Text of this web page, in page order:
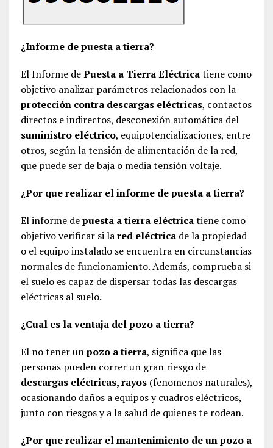
¿Informe de puesta a tierra?
El Informe dePuesta a Tierra Eléctricatiene como
objetivo analizar parámetros relacionados con la
protección contra descargas eléctricas, contactos
directos e indirectos, desconexión automática del
suministro eléctrico, equipotencializaciones, entre
otros, según la tensión de alimentación de la red,
que puede ser de baja o media tensión voltaje.
¿Por que realizar el informe de puesta a tierra?
El informe depuesta a tierra eléctricatiene como
objetivo verificar si lared eléctricade la propiedad
o el equipo instalado se encuentra en circunstancias
normales de funcionamiento. Además, comprueba si
el suelo es capaz de dispersar todas las descargas
eléctricas al suelo.
¿Cual es la ventaja del pozo a tierra?
El no tener unpozo a tierra, significa que las
personas pueden correr un gran riesgo de
descargas eléctricas, rayos(fenomenos naturales),
ocasionando daños a equipos y cuadros eléctricos,
junto con riesgos y a la salud de quienes te rodean.
¿Por que realizar el mantenimiento de un pozo a